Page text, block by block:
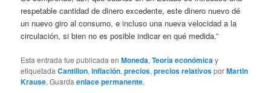
respetable cantidad de dinero excedente, este dinero nuevo dé
un nuevo giro al consumo, e incluso una nueva velocidad a la
circulación, si bien no es posible indicar en qué medida.”
Esta entrada fue publicada enMoneda,Teoría económicay
etiquetadaCantillon,inflación,precios,precios relativosporMartin
Krause. Guardaenlace permanente.